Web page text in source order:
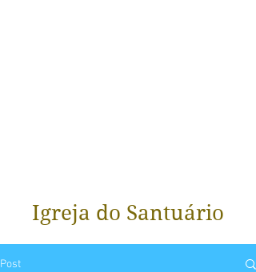
Igreja do Santuário
Post